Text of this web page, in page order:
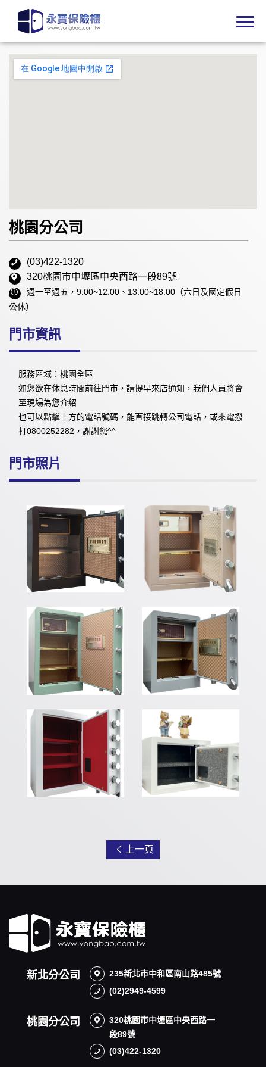
桃園分公司
(03)422-1320
320桃園市中壢區中央西路一段89號
週一至週五，9:00~12:00、13:00~18:00（六日及國定假日
公休）
門市資訊
服務區域：桃園全區
如您欲在休息時間前往門市，請提早來店通知，我們人員將會
至現場為您介紹
也可以點擊上方的電話號碼，能直接跳轉公司電話，或來電撥
打0800252282，謝謝您^^
門市照片
上一頁
新北分公司
235新北市中和區南山路485號
(02)2949-4599
桃園分公司
320桃園市中壢區中央西路一
段89號
(03)422-1320